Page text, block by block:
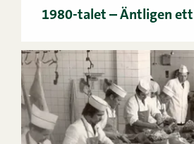
1980-talet – Äntligen